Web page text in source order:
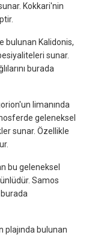
Kokkari'nin
bulunan Kalidonis,
sunar.
burada
limanında
geleneksel
sunar. Özellikle
bu geleneksel
Samos
plajında bulunan